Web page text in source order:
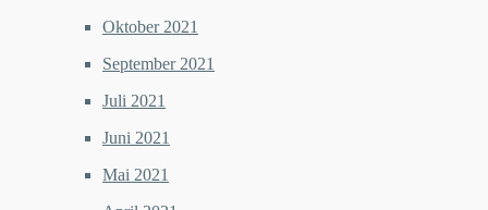
Oktober 2021
September 2021
Juli 2021
Juni 2021
Mai 2021